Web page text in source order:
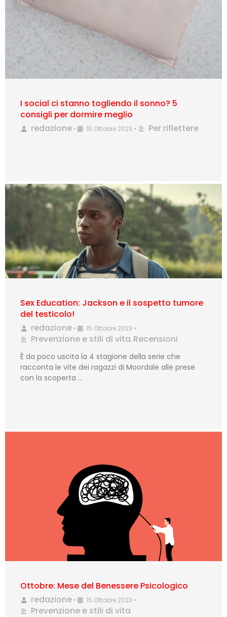
I social ci stanno togliendo il sonno? 5
consigli per dormire meglio
redazione • 15 Ottobre 2023 • Per riflettere
Sex Education: Jackson e il sospetto tumore
del testicolo!
redazione • 15 Ottobre 2023 •
Prevenzione e stili di vita, Recensioni
È da poco uscita la 4 stagione della serie che
racconta le vite dei ragazzi di Moordale alle prese
con la scoperta …
Ottobre: Mese del Benessere Psicologico
redazione • 15 Ottobre 2023 •
Prevenzione e stili di vita